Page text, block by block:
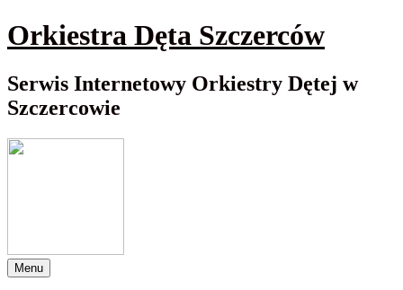
Przewiń
do
Orkiestra Dęta Szczerców
Serwis Internetowy Orkiestry Dętej w
Szczercowie
Menu